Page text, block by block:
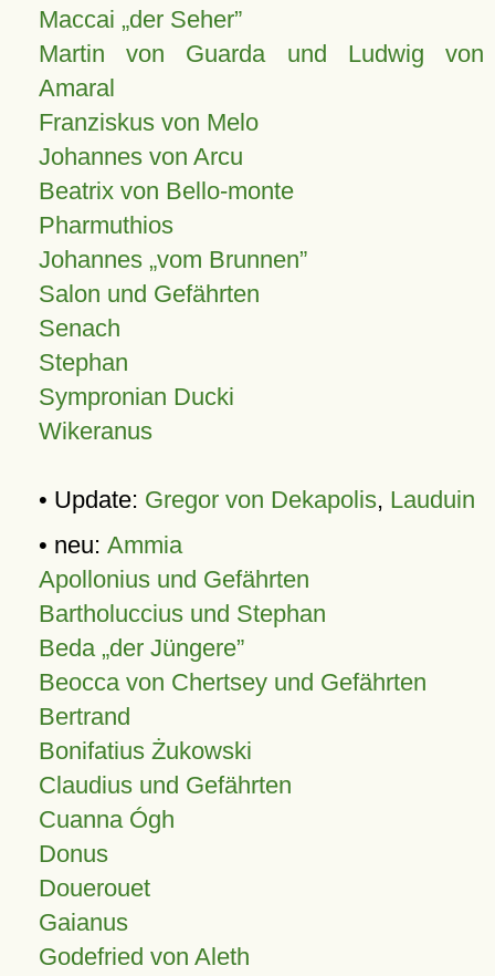
Maccai „der Seher”
Martin von Guarda und Ludwig von
Amaral
Franziskus von Melo
Johannes von Arcu
Beatrix von Bello-monte
Pharmuthios
Johannes vom Brunnen
Salon und Gefährten
Senach
Stephan
Sympronian Ducki
Wikeranus
• Update: Gregor von Dekapolis, Lauduin
• neu: Ammia
Apollonius und Gefährten
Bartholuccius und Stephan
Beda „der Jüngere”
Beocca von Chertsey und Gefährten
Bertrand
Bonifatius Żukowski
Claudius und Gefährten
Cuanna Ógh
Donus
Douerouet
Gaianus
Godefried von Aleth